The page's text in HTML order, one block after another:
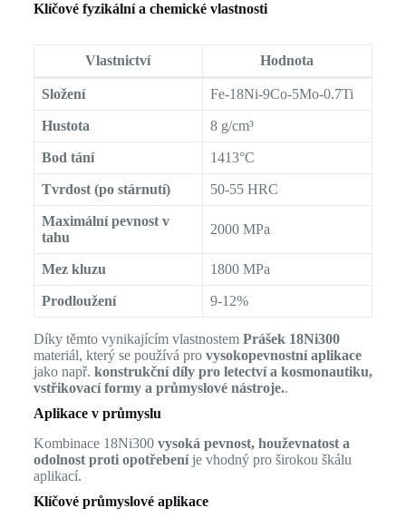
Klíčové fyzikální a chemické vlastnosti
Vlastnictví Hodnota
Složení Fe-18Ni-9Co-5Mo-0.7Ti
Hustota 8 g/cm³
Bod tání 1413°C
Tvrdost (po stárnutí) 50-55 HRC
Maximální pevnost v
tahu
2000 MPa
Mez kluzu 1800 MPa
Prodloužení 9-12%
Díky těmto vynikajícím vlastnostem Prášek 18Ni300
materiál, který se používá pro vysokopevnostní aplikace
jako např. konstrukční díly pro letectví a kosmonautiku,
vstřikovací formy a průmyslové nástroje..
Aplikace v průmyslu
Kombinace 18Ni300 vysoká pevnost, houževnatost a
odolnost proti opotřebeníje vhodný pro širokou škálu
aplikací.
Klíčové průmyslové aplikace